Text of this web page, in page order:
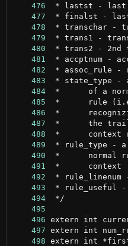
    476
    477
    478
    479
    480
    481
    482
    483
    484
    485
    486
    487
    488
    489
    490
    491
    492
    493
    494
    495
    496
    497
    498